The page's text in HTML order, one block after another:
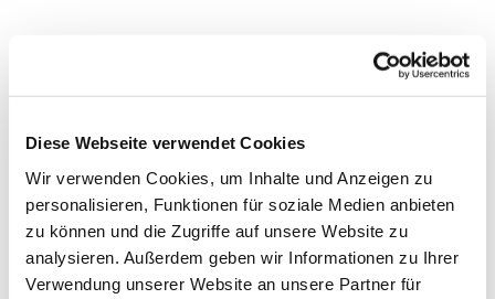
Diese Webseite verwendet Cookies
Wir verwenden Cookies, um Inhalte und Anzeigen zu
personalisieren, Funktionen für soziale Medien anbieten
zu können und die Zugriffe auf unsere Website zu
analysieren. Außerdem geben wir Informationen zu Ihrer
Verwendung unserer Website an unsere Partner für